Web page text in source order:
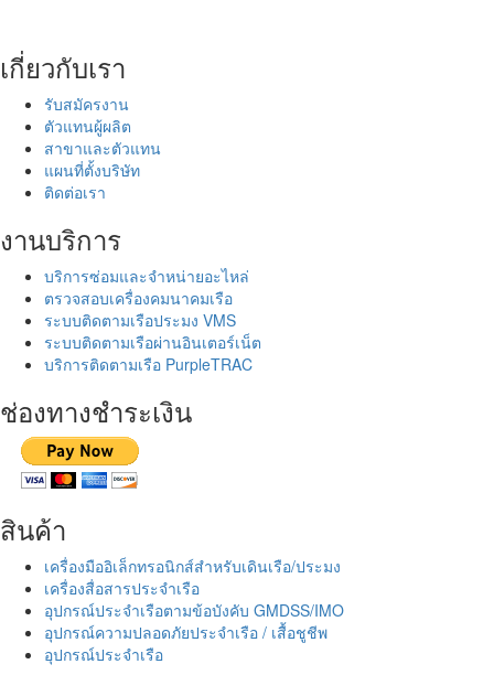
เกี่ยวกับเรา
รับสมัครงาน
ตัวแทนผู้ผลิต
สาขาและตัวแทน
แผนที่ตั้งบริษัท
ติดต่อเรา
งานบริการ
บริการซ่อมและจำหน่ายอะไหล่
ตรวจสอบเครื่องคมนาคมเรือ
ระบบติดตามเรือประมง VMS
ระบบติดตามเรือผ่านอินเตอร์เน็ต
บริการติดตามเรือ PurpleTRAC
ช่องทางชำระเงิน
สินค้า
เครื่องมืออิเล็กทรอนิกส์สำหรับเดินเรือ/ประมง
เครื่องสื่อสารประจำเรือ
อุปกรณ์ประจำเรือตามข้อบังคับ GMDSS/IMO
อุปกรณ์ความปลอดภัยประจำเรือ / เสื้อชูชีพ
อุปกรณ์ประจำเรือ